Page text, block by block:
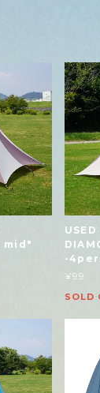
mid"
-
¥99
SOLD